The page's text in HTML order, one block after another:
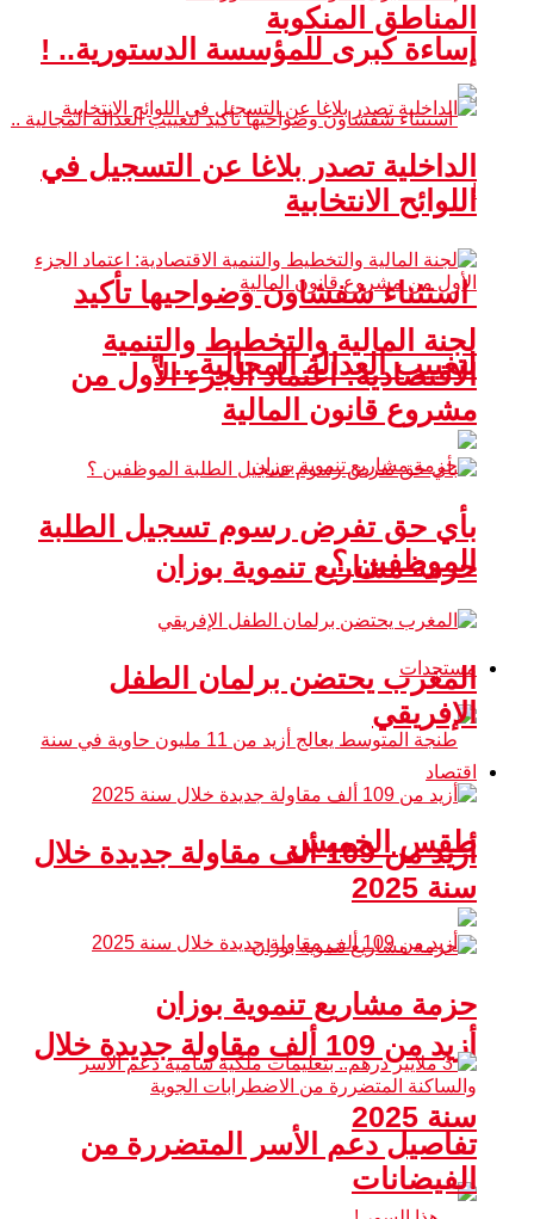
المناطق المنكوبة
استثناء شفشاون وضواحيها تأكيد
لتغييب العدالة المجالية .. !
حزمة مشاريع تنموية بوزان
مستجدات
طقس الخميس
أزيد من 109 ألف مقاولة جديدة خلال
سنة 2025
إساءة كبرى للمؤسسة الدستورية.. !
الداخلية تصدر بلاغا عن التسجيل في
اللوائح الانتخابية
لجنة المالية والتخطيط والتنمية
الاقتصادية: اعتماد الجزء الأول من
مشروع قانون المالية
بأي حق تفرض رسوم تسجيل الطلبة
الموظفين ؟
المغرب يحتضن برلمان الطفل
الإفريقي
اقتصاد
أزيد من 109 ألف مقاولة جديدة خلال
سنة 2025
حزمة مشاريع تنموية بوزان
تفاصيل دعم الأسر المتضررة من
الفيضانات